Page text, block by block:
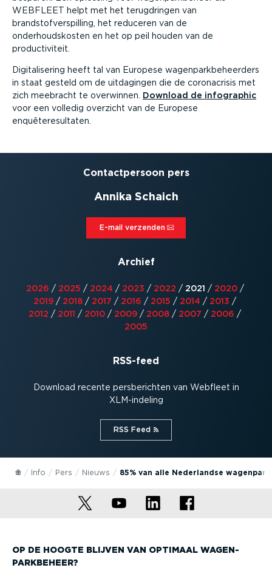
WEBFLEET helpt met het terugdringen van
brandstofverspilling, het reduceren van de
onderhoudskosten en het op peil houden van de
productiviteit.
Digitalisering heeft tal van Europese wagenparkbeheerders
in staat gesteld om de uitdagingen die de coronacrisis met
zich meebracht te overwinnen. Download de infographic
voor een volledig overzicht van de Europese
enquêteresultaten.
Contact­persoon pers
Annika Schaich
E-mail verzenden⁠
Archief
2026 / 2025 / 2024 / 2023 / 2022 / 2021 / 2020/
2019 / 2018 / 2017 / 2016 / 2015 / 2014 / 2013 /
2012 / 2011 / 2010 / 2009 / 2008 / 2007 / 2006 /
2005
RSS-feed
Download recente persbe­richten van Webfleet in
XLM-in­deling
RSS Feed⁠
Info Pers Nieuws 85% van alle Nederlandse
OP DE HOOGTE BLIJVEN VAN OPTIMAAL WAGEN­
PARK­BEHEER?